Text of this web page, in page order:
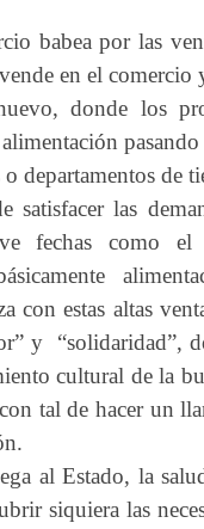
babea por las
en el comercio
donde los
departamentos de
satisfacer las
fechas como
con estas altas
y “solidaridad”,
cultural de la
tal de hacer un
al Estado, la
siquiera las